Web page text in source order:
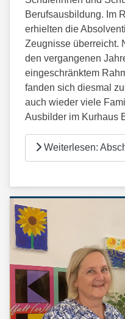
Berufsausbildung. Im
erhielten die
Zeugnisse überreicht.
den vergangenen
eingeschränktem
fanden sich diesmal
auch wieder viele
Ausbilder im Kurhaus
Weiterlesen: